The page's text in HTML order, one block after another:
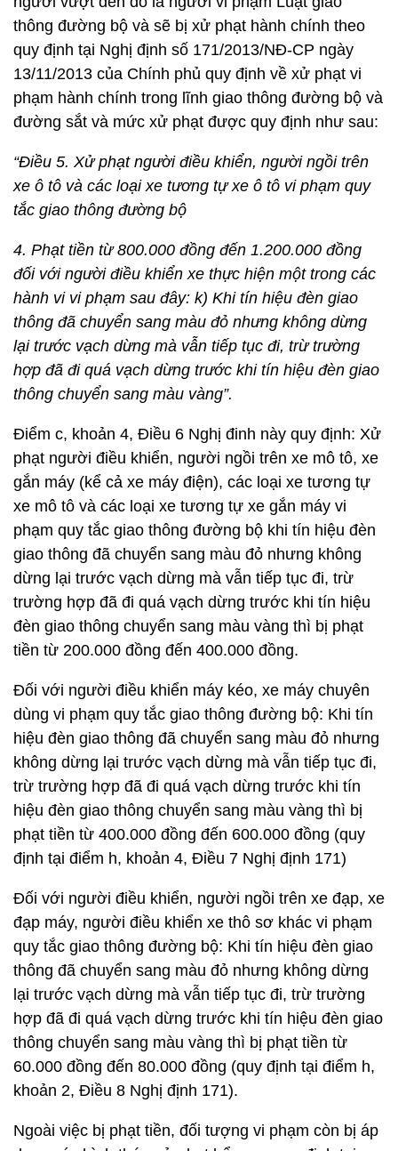
thông đường bộ và sẽ bị xử phạt hành chính theo
quy định tại Nghị định số 171/2013/NĐ-CP ngày
13/11/2013 của Chính phủ quy định về xử phạt vi
phạm hành chính trong lĩnh giao thông đường bộ và
đường sắt và mức xử phạt được quy định như sau:
“Điều 5. Xử phạt người điều khiển, người ngồi trên
xe ô tô và các loại xe tương tự xe ô tô vi phạm quy
tắc giao thông đường bộ
4. Phạt tiền từ 800.000 đồng đến 1.200.000 đồng
đối với người điều khiển xe thực hiện một trong các
hành vi vi phạm sau đây: k) Khi tín hiệu đèn giao
thông đã chuyển sang màu đỏ nhưng không dừng
lại trước vạch dừng mà vẫn tiếp tục đi, trừ trường
hợp đã đi quá vạch dừng trước khi tín hiệu đèn giao
thông chuyển sang màu vàng”.
Điểm c, khoản 4, Điều 6 Nghị đinh này quy định: Xử
phạt người điều khiển, người ngồi trên xe mô tô, xe
gắn máy (kể cả xe máy điện), các loại xe tương tự
xe mô tô và các loại xe tương tự xe gắn máy vi
phạm quy tắc giao thông đường bộ khi tín hiệu đèn
giao thông đã chuyển sang màu đỏ nhưng không
dừng lại trước vạch dừng mà vẫn tiếp tục đi, trừ
trường hợp đã đi quá vạch dừng trước khi tín hiệu
đèn giao thông chuyển sang màu vàng thì bị phạt
tiền từ 200.000 đồng đến 400.000 đồng.
Đối với người điều khiển máy kéo, xe máy chuyên
dùng vi phạm quy tắc giao thông đường bộ: Khi tín
hiệu đèn giao thông đã chuyển sang màu đỏ nhưng
không dừng lại trước vạch dừng mà vẫn tiếp tục đi,
trừ trường hợp đã đi quá vạch dừng trước khi tín
hiệu đèn giao thông chuyển sang màu vàng thì bị
phạt tiền từ 400.000 đồng đến 600.000 đồng (quy
định tại điểm h, khoản 4, Điều 7 Nghị định 171)
Đối với người điều khiển, người ngồi trên xe đạp, xe
đạp máy, người điều khiển xe thô sơ khác vi phạm
quy tắc giao thông đường bộ: Khi tín hiệu đèn giao
thông đã chuyển sang màu đỏ nhưng không dừng
lại trước vạch dừng mà vẫn tiếp tục đi, trừ trường
hợp đã đi quá vạch dừng trước khi tín hiệu đèn giao
thông chuyển sang màu vàng thì bị phạt tiền từ
60.000 đồng đến 80.000 đồng (quy định tại điểm h,
khoản 2, Điều 8 Nghị định 171).
Ngoài việc bị phạt tiền, đối tượng vi phạm còn bị áp